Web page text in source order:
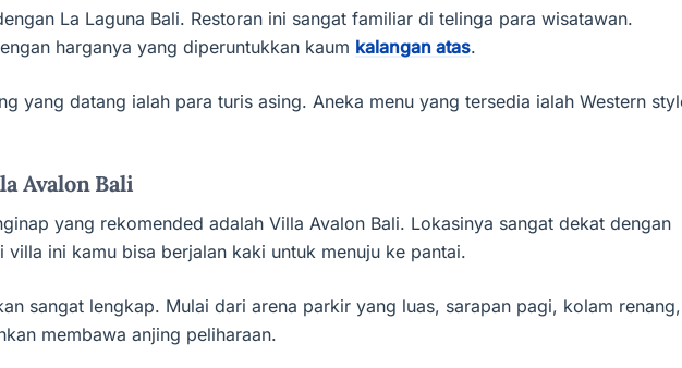
La Laguna Bali. Restoran ini sangat familiar di telinga para wisatawan.
harganya yang diperuntukkan kaum kalangan atas.
yang datang ialah para turis asing. Aneka menu yang tersedia ialah Western
Avalon Bali
yang rekomended adalah Villa Avalon Bali. Lokasinya sangat dekat dengan
villa ini kamu bisa berjalan kaki untuk menuju ke pantai.
sangat lengkap. Mulai dari arena parkir yang luas, sarapan pagi, kolam renang,
membawa anjing peliharaan.